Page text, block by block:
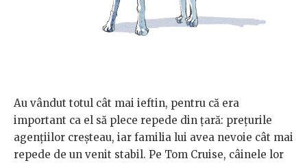
Au vândut totul cât mai ieftin, pentru că era
important ca el să plece repede din țară: prețurile
agențiilor creșteau, iar familia lui avea nevoie cât mai
repede de un venit stabil. Pe Tom Cruise, câinele lor